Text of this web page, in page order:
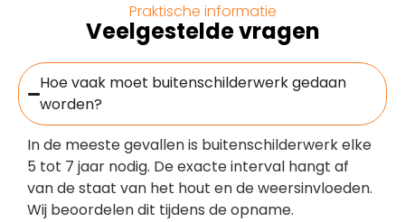
Praktische informatie
Veelgestelde vragen
Hoe vaak moet buitenschilderwerk gedaan
worden?
In de meeste gevallen is buitenschilderwerk elke
5 tot 7 jaar nodig. De exacte interval hangt af
van de staat van het hout en de weersinvloeden.
Wij beoordelen dit tijdens de opname.